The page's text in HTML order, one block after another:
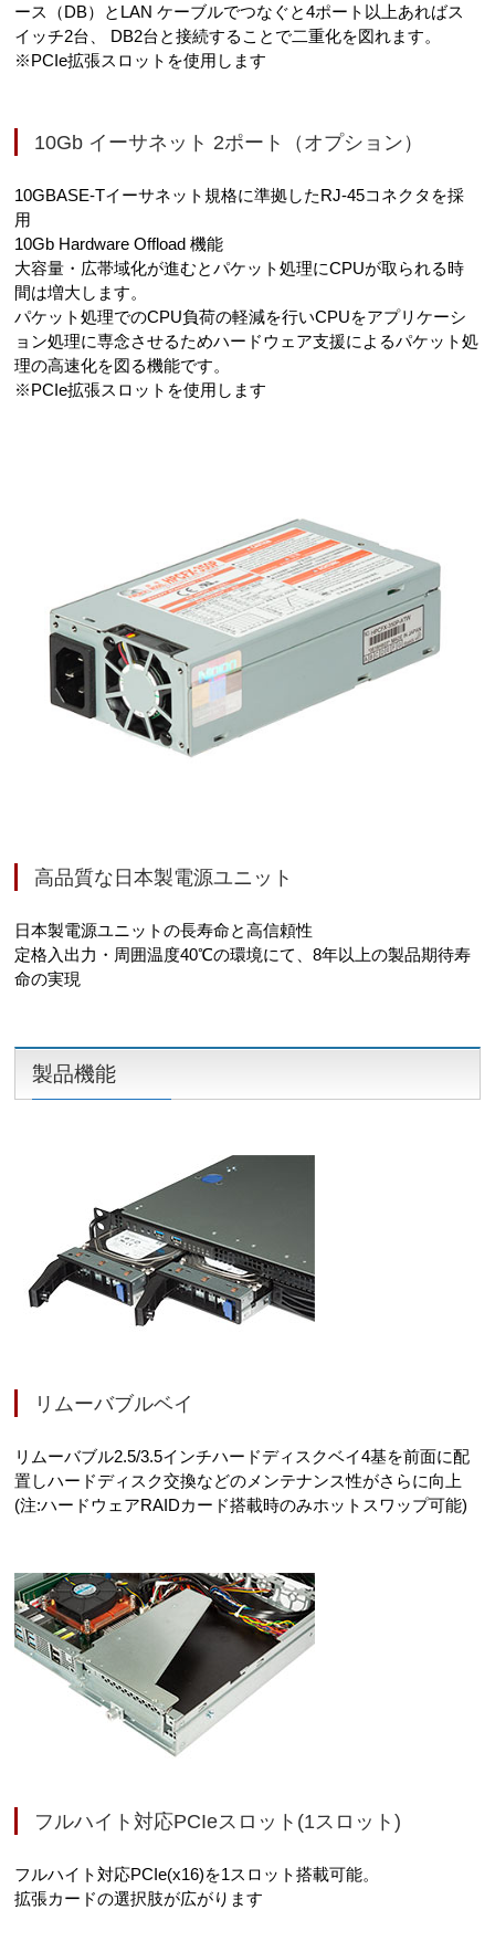
ース（DB）とLAN ケーブルでつなぐと4ポート以上あればス
イッチ2台、 DB2台と接続することで二重化を図れます。
※PCIe拡張スロットを使用します
10Gb イーサネット 2ポート（オプション）
10GBASE-Tイーサネット規格に準拠したRJ-45コネクタを採
用
10Gb Hardware Offload 機能
大容量・広帯域化が進むとパケット処理にCPUが取られる時
間は増大します。
パケット処理でのCPU負荷の軽減を行いCPUをアプリケーシ
ョン処理に専念させるためハードウェア支援によるパケット処
理の高速化を図る機能です。
※PCIe拡張スロットを使用します
高品質な日本製電源ユニット
日本製電源ユニットの長寿命と高信頼性
定格入出力・周囲温度40℃の環境にて、8年以上の製品期待寿
命の実現
製品機能
リムーバブルベイ
リムーバブル2.5/3.5インチハードディスクベイ4基を前面に配
置しハードディスク交換などのメンテナンス性がさらに向上
(注:ハードウェアRAIDカード搭載時のみホットスワップ可能)
フルハイト対応PCIeスロット(1スロット)
フルハイト対応PCIe(x16)を1スロット搭載可能。
拡張カードの選択肢が広がります